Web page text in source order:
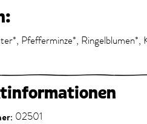
Pfefferminze*, Ringelblumen*,
02501